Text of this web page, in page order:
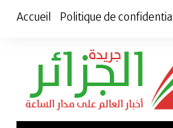
Accueil Politique de